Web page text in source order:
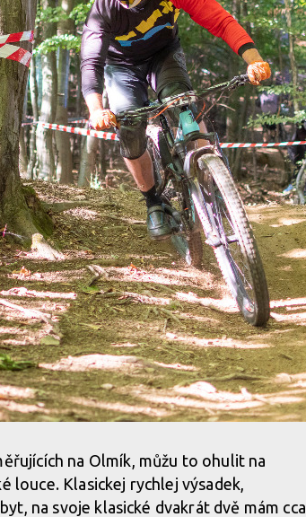
na Olmík, můžu to ohulit na
louce. Klasickej rychlej výsadek,
na svoje klasické dvakrát dvě mám cca